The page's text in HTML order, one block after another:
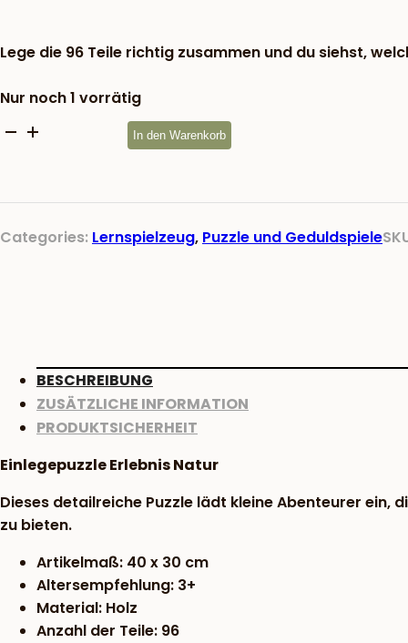
11,50 €
Lege die 96 Teile richtig zusammen und du siehst,
Nur noch 1 vorrätig
Einlegepuzzle
Menge
In den Warenkorb
Categories: Lernspielzeug, Puzzle und Geduldspiele
BESCHREIBUNG
ZUSÄTZLICHE INFORMATION
PRODUKTSICHERHEIT
Einlegepuzzle Erlebnis Natur
Dieses detailreiche Puzzle lädt kleine Abenteurer ein,
zu bieten.
Artikelmaß: 40 x 30 cm
Altersempfehlung: 3+
Material: Holz
Anzahl der Teile: 96